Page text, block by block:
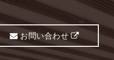
お問い合わせ